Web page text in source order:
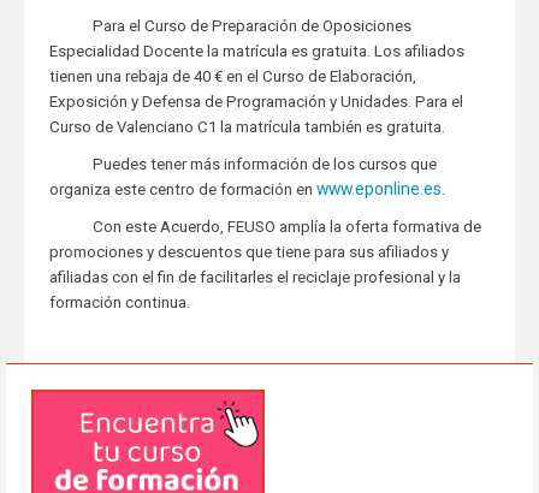
Para el Curso de Preparación de Oposiciones
Especialidad Docente la matrícula es gratuita. Los afiliados
tienen una rebaja de 40 € en el Curso de Elaboración,
Exposición y Defensa de Programación y Unidades. Para el
Curso de Valenciano C1 la matrícula también es gratuita.
Puedes tener más información de los cursos que
organiza este centro de formación en www.eponline.es.
Con este Acuerdo, FEUSO amplía la oferta formativa de
promociones y descuentos que tiene para sus afiliados y
afiliadas con el fin de facilitarles el reciclaje profesional y la
formación continua.